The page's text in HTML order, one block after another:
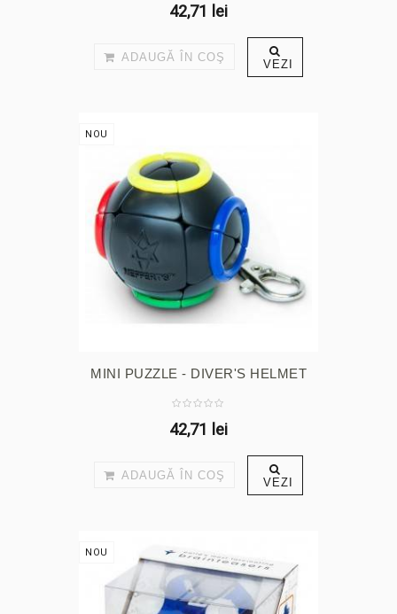
42,71 lei
ADAUGĂ ÎN COŞ VEZI
NOU
MINI PUZZLE - DIVER'S HELMET
42,71 lei
ADAUGĂ ÎN COŞ VEZI
NOU